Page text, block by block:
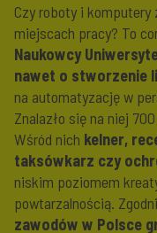
Czy roboty i
miejscach pracy? To
Naukowcy
nawet o stworzenie
na automatyzację w
Znalazło się na niej
Wśród nich kelner,
taksówkarz czy
niskim poziomem
powtarzalnością.
zawodów w Polsce